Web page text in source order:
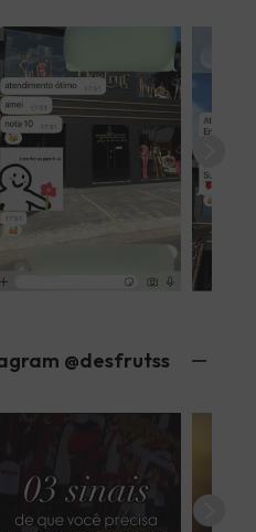
@desfrutss